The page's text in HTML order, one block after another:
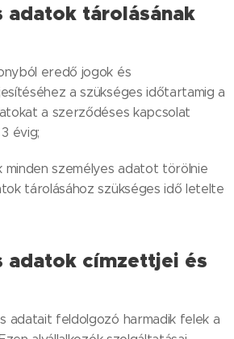
adatok tárolásának
eredő jogok és
a szükséges időtartamig a
a szerződéses kapcsolat
évig;
minden személyes adatot törölnie
tárolásához szükséges idő letelte
adatok címzettjei és
adatait feldolgozó harmadik felek a